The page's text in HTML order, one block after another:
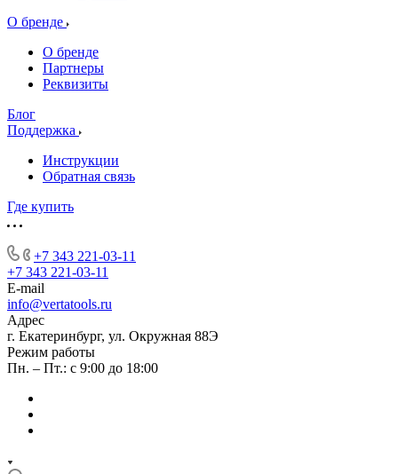
О бренде
О бренде
Партнеры
Реквизиты
Блог
Поддержка
Инструкции
Обратная связь
Где купить
+7 343 221-03-11
+7 343 221-03-11
E-mail
info@vertatools.ru
Адрес
г. Екатеринбург, ул. Окружная 88Э
Режим работы
Пн. – Пт.: с 9:00 до 18:00